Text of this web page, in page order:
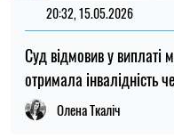
20:32, 15.05.2026
Суд відмовив у виплаті
отримала інвалідність
Олена Ткаліч